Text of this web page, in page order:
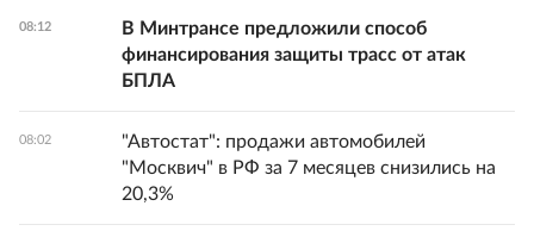
08:12
В Минтрансе предложили способ
финансирования защиты трасс от атак
БПЛА
08:02
"Автостат": продажи автомобилей
"Москвич" в РФ за 7 месяцев снизились на
20,3%